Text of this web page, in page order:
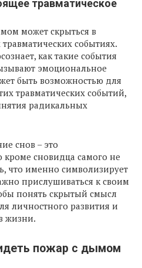
травматическое
может скрыться в
событиях.
как такие события
эмоциональное
быть возможностью для
травматических событий,
радикальных
снов – это
сновидца самого не
что именно символизирует
прислушиваться к своим
понять скрытый смысл
личностного развития и
жизни.
пожар с дымом